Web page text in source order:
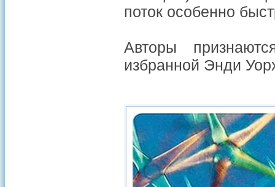
поток особенно
Авторы
избранной Энди